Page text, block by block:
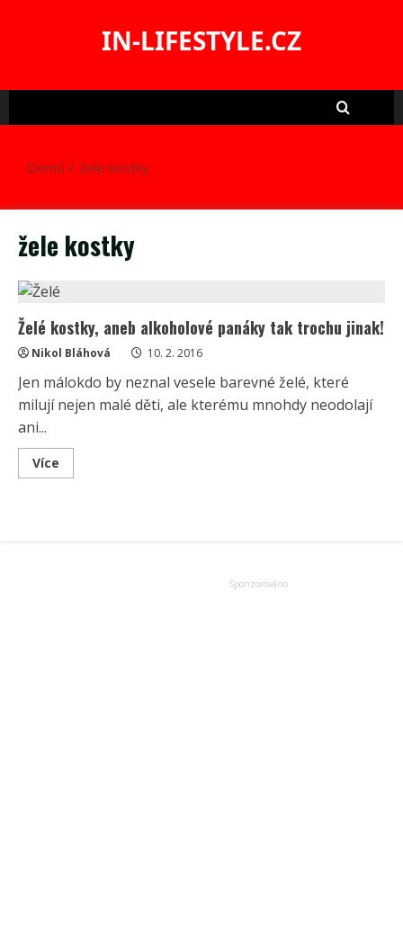
IN-LIFESTYLE.CZ
Domů žele kostky
žele kostky
Želé kostky, aneb alkoholové panáky tak trochu jinak!
Nikol Bláhová 10. 2. 2016
Jen málokdo by neznal vesele barevné želé, které
milují nejen malé děti, ale kterému mnohdy neodolají
ani...
Více
more